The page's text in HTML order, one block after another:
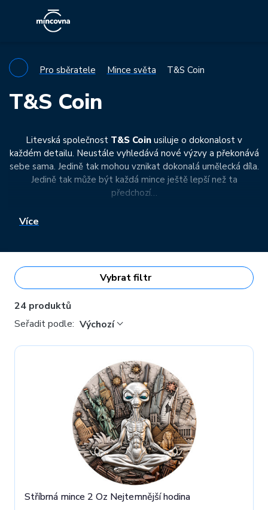
Pro sběratele Mince světa T&S Coin
T&S Coin
Litevská společnost T&S Coin usiluje o dokonalost v
každém detailu. Neustále vyhledává nové výzvy a překonává
sebe sama. Jedině tak mohou vznikat dokonalá umělecká díla.
Jedině tak může být každá mince ještě lepší než ta
předchozí…
Více
Vybrat filtr
24 produktů
Seřadit podle: Výchozí
Stříbrná mince 2 Oz Nejtemnější hodina